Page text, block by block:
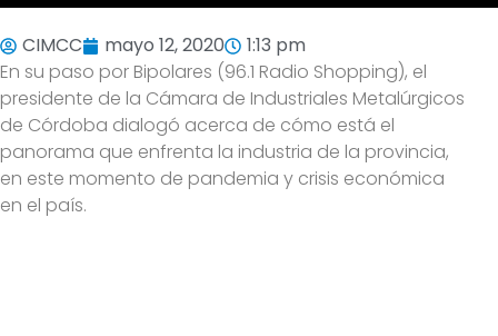
CIMCC mayo 12, 2020
1:13 pm
En su paso por Bipolares (96.1 Radio Shopping), el
presidente de la Cámara de Industriales Metalúrgicos
de Córdoba dialogó acerca de cómo está el
panorama que enfrenta la industria de la provincia,
en este momento de pandemia y crisis económica
en el país.